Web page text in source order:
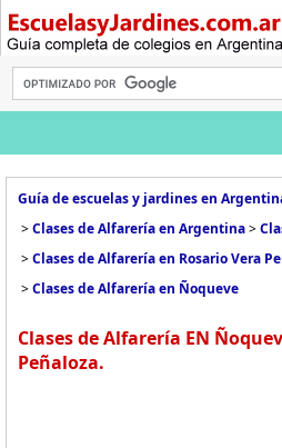
Guía de escuelas y jardines en
>Clases de Alfarería en Argentina>
>Clases de Alfarería en Rosario Vera
>Clases de Alfarería en Ñoqueve
Clases de Alfarería EN
Peñaloza.